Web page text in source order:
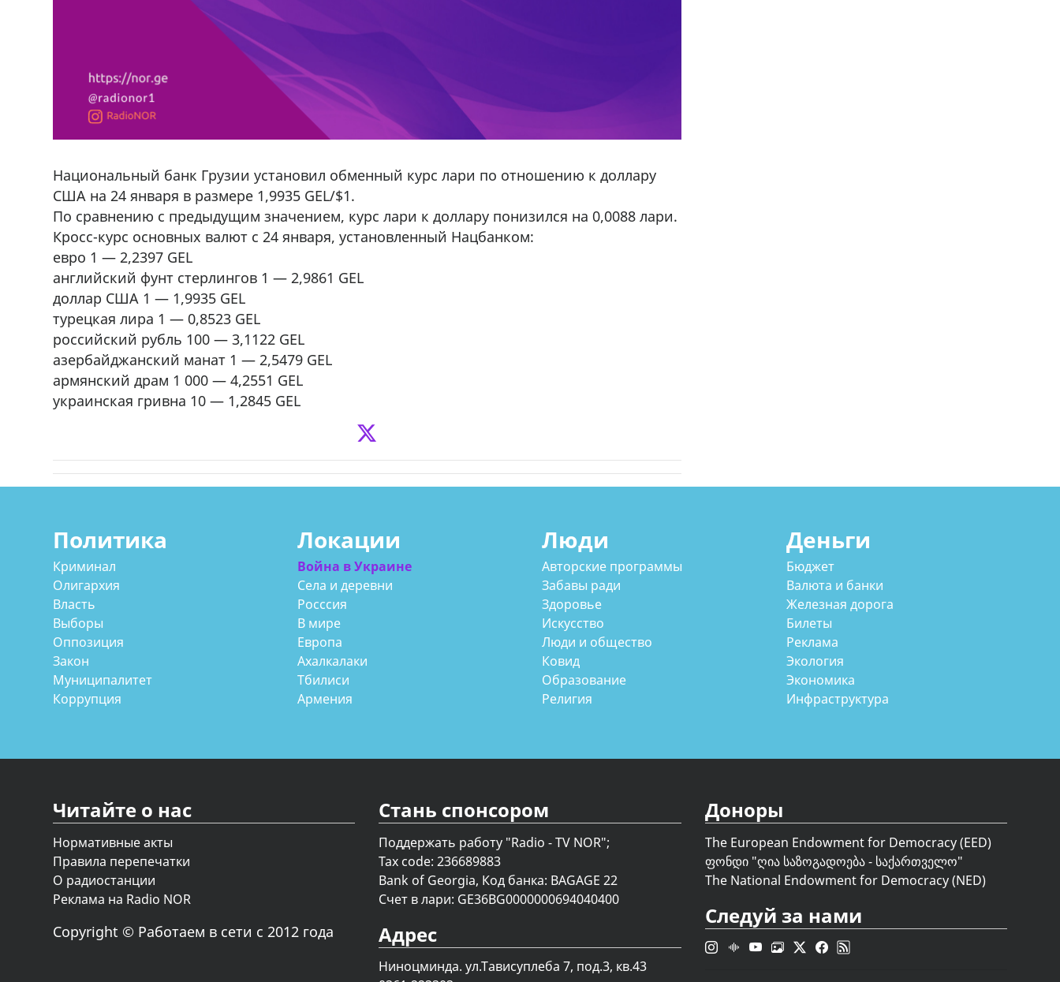
Национальный банк Грузии установил обменный курс лари по отношению к доллару
США на 24 января в размере 1,9935 GEL/$1.
По сравнению с предыдущим значением, курс лари к доллару понизился на 0,0088 лари.
Кросс-курс основных валют с 24 января, установленный Нацбанком:
евро 1 — 2,2397 GEL
английский фунт стерлингов 1 — 2,9861 GEL
доллар США 1 — 1,9935 GEL
турецкая лира 1 — 0,8523 GEL
российский рубль 100 — 3,1122 GEL
азербайджанский манат 1 — 2,5479 GEL
армянский драм 1 000 — 4,2551 GEL
украинская гривна 10 — 1,2845 GEL
Политика
Криминал
Олигархия
Власть
Выборы
Оппозиция
Закон
Муниципалитет
Коррупция
Локации
Война в Украине
Села и деревни
Росссия
В мире
Европа
Ахалкалаки
Тбилиси
Армения
Люди
Авторские программы
Забавы ради
Здоровье
Искусство
Люди и общество
Ковид
Образование
Религия
Деньги
Бюджет
Валюта и банки
Железная дорога
Билеты
Реклама
Экология
Экономика
Инфраструктура
Читайте о нас
Нормативные акты
Правила перепечатки
О радиостанции
Реклама на Radio NOR
Copyright © Работаем в сети с 2012 года
Стань спонсором
Поддержать работу "Radio - TV NOR";
Tax code: 236689883
Bank of Georgia, Код банка: BAGAGE 22
Счет в лари: GE36BG0000000694040400
Адрес
Ниноцминда. ул.Тависуплеба 7, под.3, кв.43
Доноры
The European Endowment for Democracy (EED)
ფონდი "ღია საზოგადოება - საქართველო"
The National Endowment for Democracy (NED)
Следуй за нами